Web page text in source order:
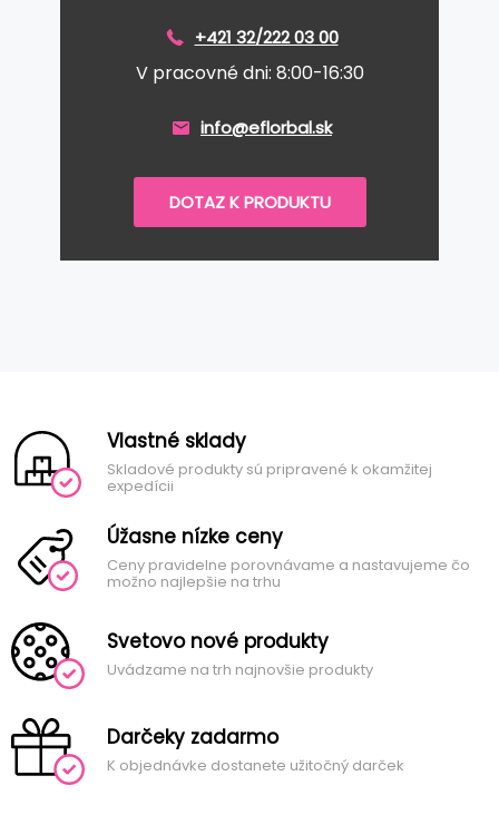
+421 32/222 03 00
V pracovné dni: 8:00-16:30
info@eflorbal.sk
DOTAZ K PRODUKTU
Vlastné sklady
Skladové produkty sú pripravené k okamžitej
expedícii
Úžasne nízke ceny
Ceny pravidelne porovnávame a nastavujeme čo
možno najlepšie na trhu
Svetovo nové produkty
Uvádzame na trh najnovšie produkty
Darčeky zadarmo
K objednávke dostanete užitočný darček